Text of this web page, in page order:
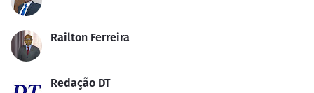
Railton Ferreira
Redação DT